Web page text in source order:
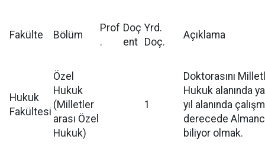
Fakülte Bölüm
Prof
.
Doç
ent
Yrd.
Doç.
Açıklama
Hukuk
Fakültesi
Özel
Hukuk
(Milletler
arası Özel
Hukuk)
1
Doktorasını
Hukuk alanında
yıl alanında
derecede
biliyor olmak.